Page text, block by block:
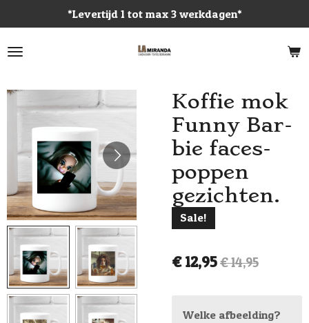
direct
naar
*Levertijd 1 tot max 3 werkdagen*
Koffie mok
Funny Bar-
bie faces-
poppen
gezichten.
Sale!
€ 12,95€ 14,95
Welke afbeelding?